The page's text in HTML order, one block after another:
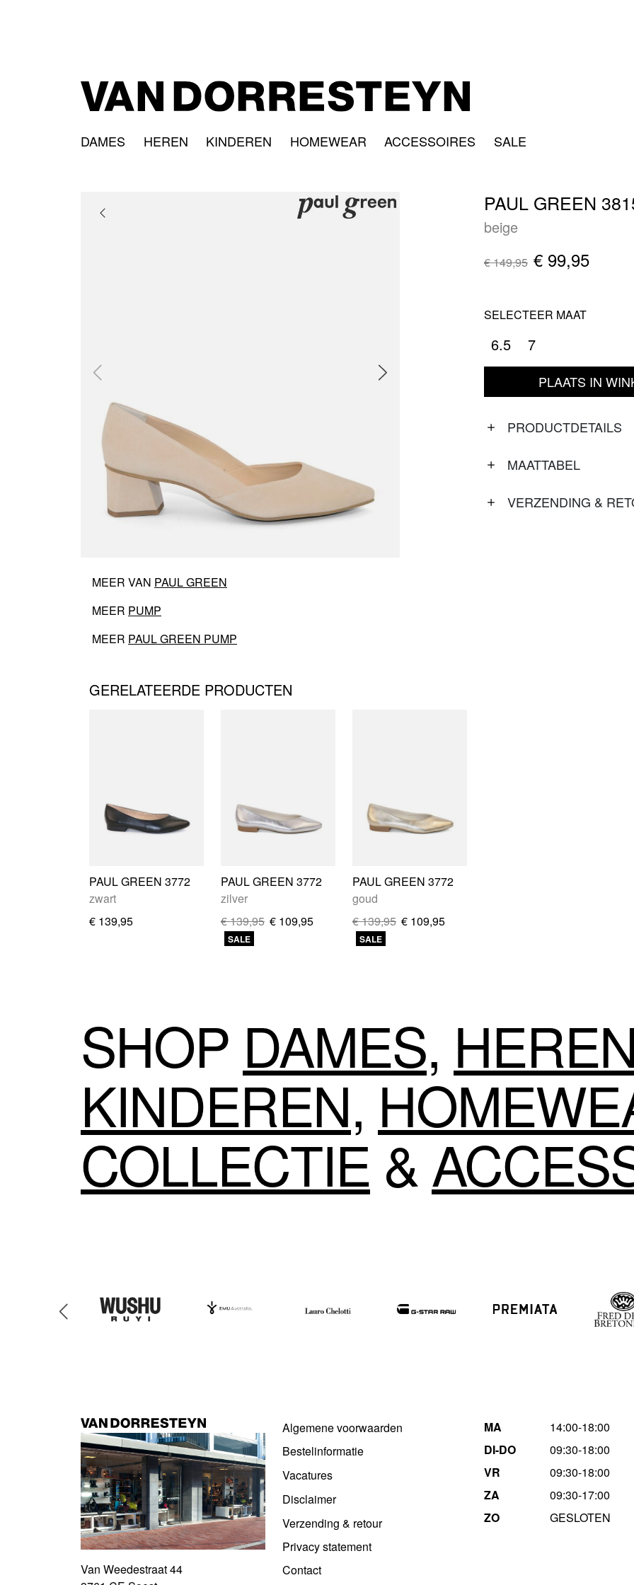
DAMES HEREN KINDEREN HOMEWEAR ACCESSOIRES SALE
MEER VAN PAUL GREEN
MEER PUMP
MEER PAUL GREEN PUMP
PAUL GREEN
beige
€ 149,95 € 99,95
SELECTEER MAAT
6.5 7
PLAATS IN
PRODUCTDETAILS
MAATTABEL
VERZENDING &
GERELATEERDE PRODUCTEN
PAUL GREEN 3772
zwart
€ 139,95
PAUL GREEN 3772
zilver
€ 139,95 € 109,95
SALE
PAUL GREEN 3772
goud
€ 139,95 € 109,95
SALE
SHOP DAMES, HEREN
KINDEREN,
COLLECTIE &
Van Weedestraat 44
Algemene voorwaarden
Bestelinformatie
Vacatures
Disclaimer
Verzending & retour
Privacy statement
Contact
MA
14:00-18:00
DI-DO
09:30-18:00
VR
09:30-18:00
ZA
09:30-17:00
ZO
GESLOTEN